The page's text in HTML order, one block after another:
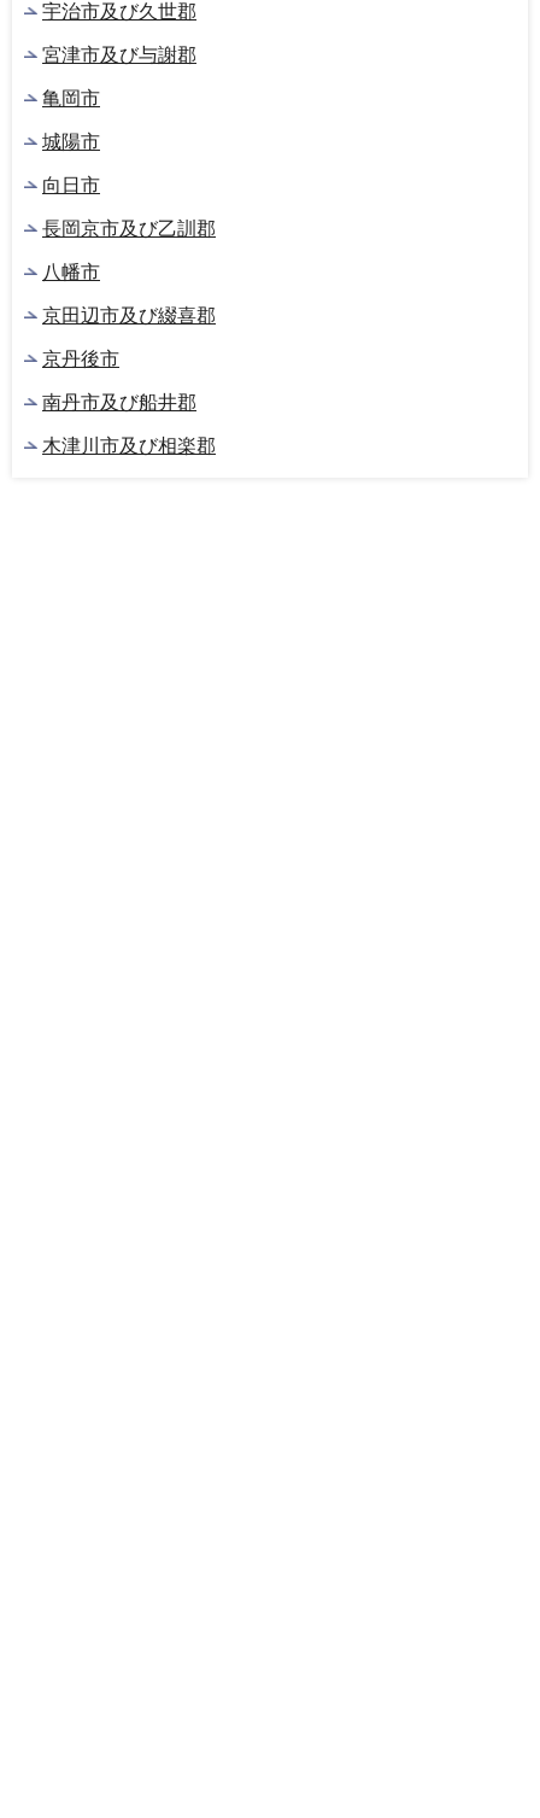
宇治市及び久世郡
宮津市及び与謝郡
亀岡市
城陽市
向日市
長岡京市及び乙訓郡
八幡市
京田辺市及び綴喜郡
京丹後市
南丹市及び船井郡
木津川市及び相楽郡